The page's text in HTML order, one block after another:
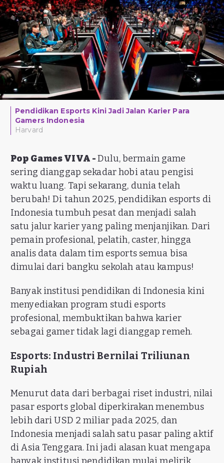
Pendidikan Esports Kini Jadi Jalan Karier Para
Gamers Indonesia
Harvard
Pop Games VIVA -Dulu, bermain game
sering dianggap sekadar hobi atau pengisi
waktu luang. Tapi sekarang, dunia telah
berubah! Di tahun 2025, pendidikan esports di
Indonesia tumbuh pesat dan menjadi salah
satu jalur karier yang paling menjanjikan. Dari
pemain profesional, pelatih, caster, hingga
analis data dalam tim esports semua bisa
dimulai dari bangku sekolah atau kampus!
Banyak institusi pendidikan di Indonesia kini
menyediakan program studi esports
profesional, membuktikan bahwa karier
sebagai gamer tidak lagi dianggap remeh.
Esports: Industri Bernilai Triliunan
Rupiah
Menurut data dari berbagai riset industri, nilai
pasar esports global diperkirakan menembus
lebih dari USD 2 miliar pada 2025, dan
Indonesia menjadi salah satu pasar paling aktif
di Asia Tenggara. Ini jadi alasan kuat mengapa